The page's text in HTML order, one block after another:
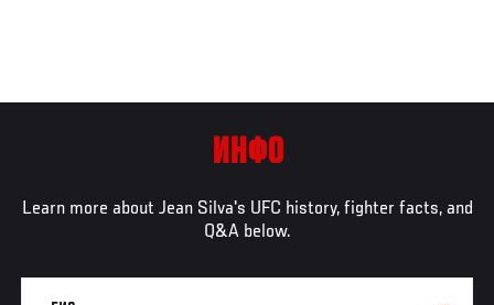
ИНФО
Learn more about Jean Silva's UFC history, fighter facts, and
Q&A below.